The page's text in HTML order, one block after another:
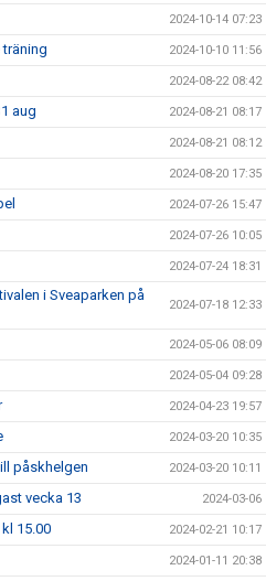
2024-10-14 07:23
2024-10-10 11:56
2024-08-22 08:42
aug 2024-08-21 08:17
2024-08-21 08:12
2024-08-20 17:35
2024-07-26 15:47
2024-07-26 10:05
2024-07-24 18:31
i Sveaparken på
2024-07-18 12:33
2024-05-06 08:09
2024-05-04 09:28
2024-04-23 19:57
2024-03-20 10:35
påskhelgen 2024-03-20 10:11
vecka 13 2024-03-06
15.00 2024-02-21 10:17
2024-01-11 20:38